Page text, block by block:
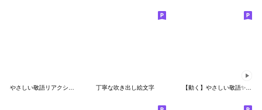
丁寧な吹き出し絵文字 【動く】やさしい敬語✨詰め合わせ